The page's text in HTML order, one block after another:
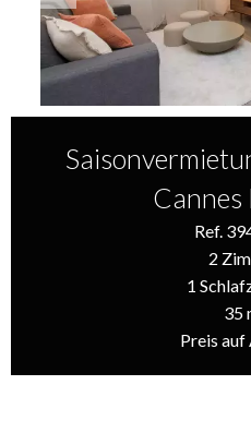
Cannes
Ref.
2
1
35
Preis